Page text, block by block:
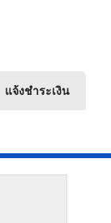
แจ้งชำระเงิน